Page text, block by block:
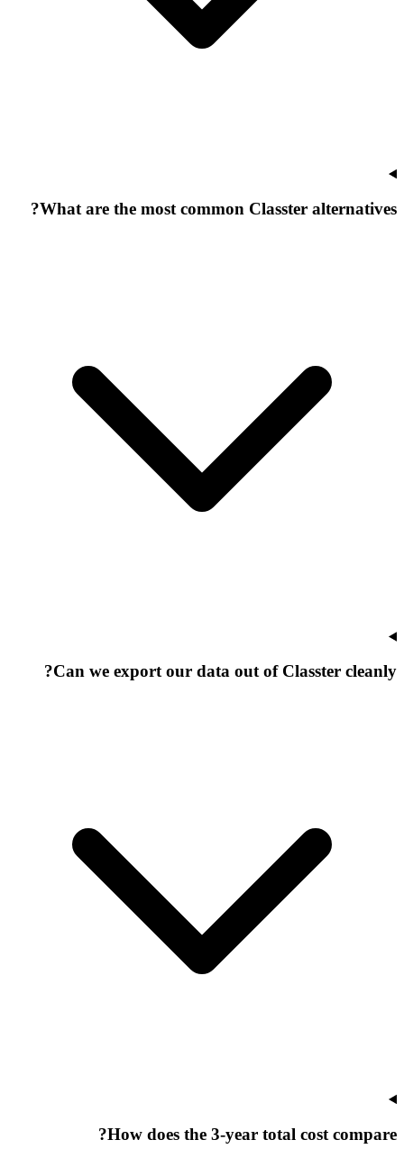
What are the most common Classter alternatives?
Can we export our data out of Classter cleanly?
How does the 3-year total cost compare?